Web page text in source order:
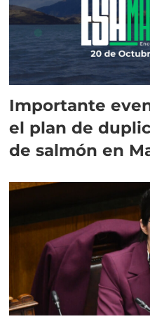
Importante
el plan de
de salmón en